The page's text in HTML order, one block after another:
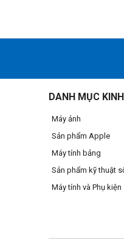
DANH MỤC
Máy ảnh
Sản phẩm Apple
Máy tính bảng
Sản phẩm kỹ thuật
Máy tính và Phụ kiện